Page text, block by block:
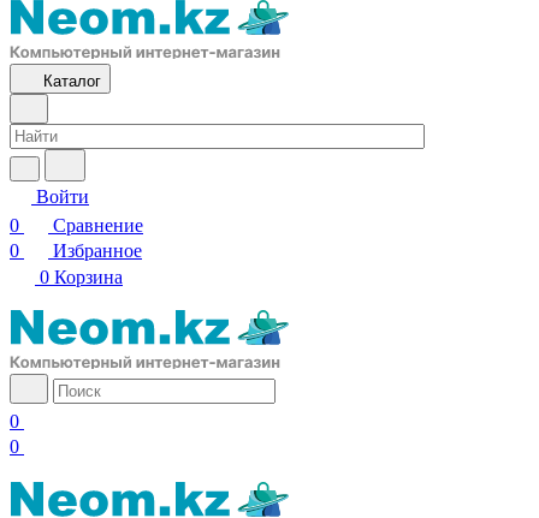
Каталог
Войти
0
Сравнение
0
Избранное
0 Корзина
0
0